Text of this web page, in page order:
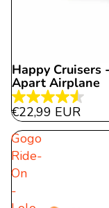
Happy Cruisers
Apart Airplane
4.5
étoile(s)
€22,99 EUR
Gogo
Ride-
On
-